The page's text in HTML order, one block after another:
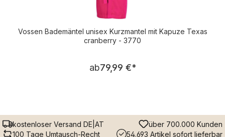
Vossen Bademäntel unisex Kurzmantel mit Kapuze Texas
cranberry - 3770
Regulärer Preis:
ab79,99 €*
kostenloser Versand DE|AT
über 700.000 Kunden
100 Tage Umtausch-Recht
54.693 Artikel sofort lieferbar